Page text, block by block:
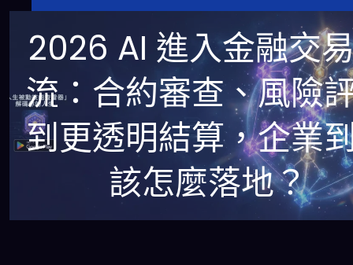
2026 AI 進入金融交
流：合約審查、風險
到更透明結算，企業
該怎麼落地？